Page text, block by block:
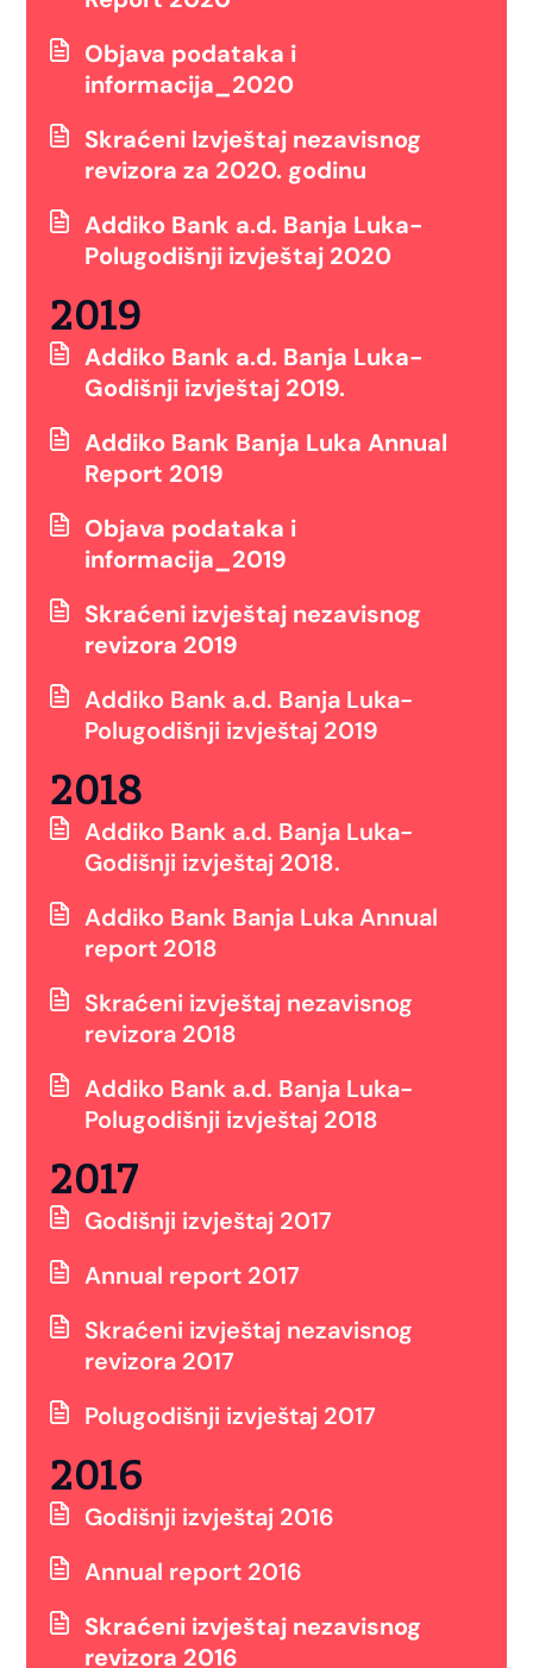
Objava podataka i
informacija_2020
Skraćeni Izvještaj nezavisnog
revizora za 2020. godinu
Addiko Bank a.d. Banja Luka-
Polugodišnji izvještaj 2020
2019
Addiko Bank a.d. Banja Luka-
Godišnji izvještaj 2019.
Addiko Bank Banja Luka Annual
Report 2019
Objava podataka i
informacija_2019
Skraćeni izvještaj nezavisnog
revizora 2019
Addiko Bank a.d. Banja Luka-
Polugodišnji izvještaj 2019
2018
Addiko Bank a.d. Banja Luka-
Godišnji izvještaj 2018.
Addiko Bank Banja Luka Annual
report 2018
Skraćeni izvještaj nezavisnog
revizora 2018
Addiko Bank a.d. Banja Luka-
Polugodišnji izvještaj 2018
2017
Godišnji izvještaj 2017
Annual report 2017
Skraćeni izvještaj nezavisnog
revizora 2017
Polugodišnji izvještaj 2017
2016
Godišnji izvještaj 2016
Annual report 2016
Skraćeni izvještaj nezavisnog
revizora 2016